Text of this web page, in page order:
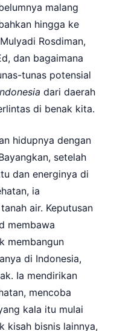
malang
hingga ke
Rosdiman,
dan bagaimana
tunas potensial
dari daerah
di benak kita.
hidupnya dengan
setelah
dan energinya di
ia
air. Keputusan
membawa
membangun
di Indonesia,
Ia mendirikan
mencoba
kala itu mulai
kisah bisnis lainnya,